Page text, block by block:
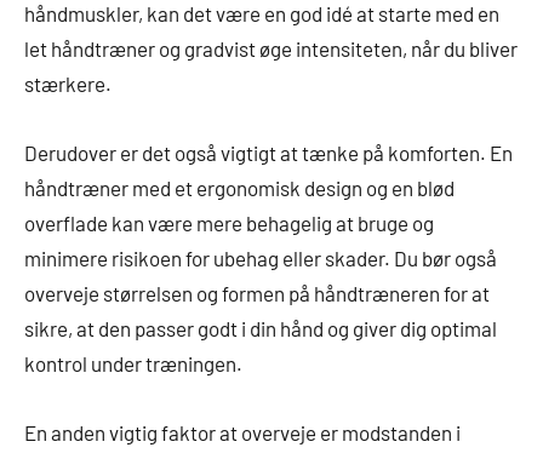
håndmuskler, kan det være en god idé at starte med en
let håndtræner og gradvist øge intensiteten, når du bliver
stærkere.
Derudover er det også vigtigt at tænke på komforten. En
håndtræner med et ergonomisk design og en blød
overflade kan være mere behagelig at bruge og
minimere risikoen for ubehag eller skader. Du bør også
overveje størrelsen og formen på håndtræneren for at
sikre, at den passer godt i din hånd og giver dig optimal
kontrol under træningen.
En anden vigtig faktor at overveje er modstanden i